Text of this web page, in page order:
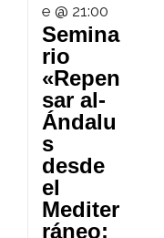
e @ 21:00
Semina
rio
«Repen
sar al-
Ándalu
s
desde
el
Mediter
ráneo: